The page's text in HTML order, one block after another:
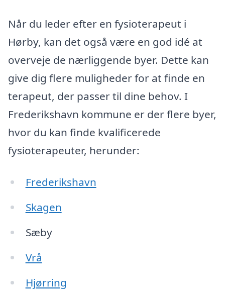
Når du leder efter en fysioterapeut i
Hørby, kan det også være en god idé at
overveje de nærliggende byer. Dette kan
give dig flere muligheder for at finde en
terapeut, der passer til dine behov. I
Frederikshavn kommune er der flere byer,
hvor du kan finde kvalificerede
fysioterapeuter, herunder:
Frederikshavn
Skagen
Sæby
Vrå
Hjørring